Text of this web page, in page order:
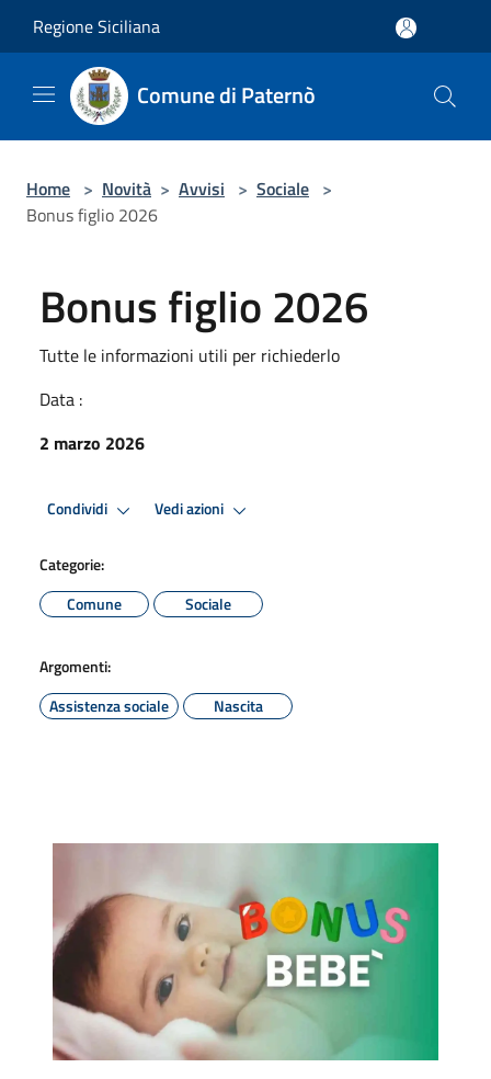
Regione Siciliana
Comune di Paternò
Home > Novità > Avvisi > Sociale >
Bonus figlio 2026
Bonus figlio 2026
Tutte le informazioni utili per richiederlo
Data :
2 marzo 2026
Condividi Vedi azioni
Categorie:
Comune
Sociale
Argomenti:
Assistenza sociale
Nascita